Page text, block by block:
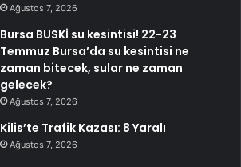
Ağustos 7, 2026
Bursa BUSKİ su kesintisi! 22-23
Temmuz Bursa’da su kesintisi ne
zaman bitecek, sular ne zaman
gelecek?
Ağustos 7, 2026
Kilis’te Trafik Kazası: 8 Yaralı
Ağustos 7, 2026